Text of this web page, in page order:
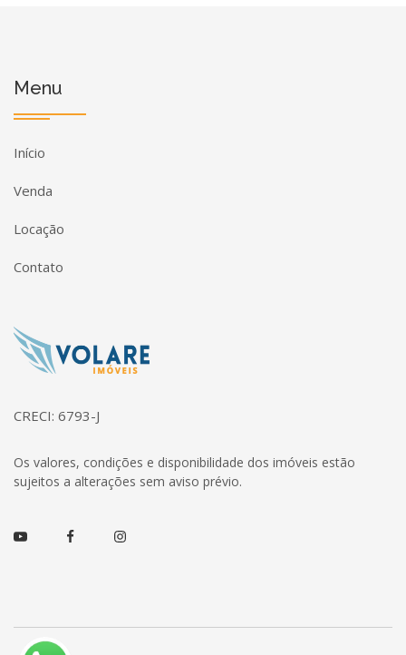
Menu
Início
Venda
Locação
Contato
Página inicial
CRECI: 6793-J
Os valores, condições e disponibilidade dos imóveis estão
sujeitos a alterações sem aviso prévio.
Youtube FacebookInstagram